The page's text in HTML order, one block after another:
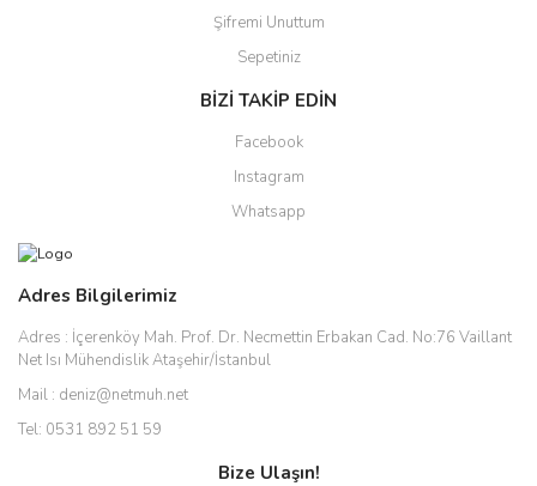
Şifremi Unuttum
Sepetiniz
BİZİ TAKİP EDİN
Facebook
Instagram
Whatsapp
Adres Bilgilerimiz
Adres : İçerenköy Mah. Prof. Dr. Necmettin Erbakan Cad. No:76 Vaillant
Net Isı Mühendislik Ataşehir/İstanbul
Mail : deniz@netmuh.net
Tel: 0531 892 51 59
Bize Ulaşın!